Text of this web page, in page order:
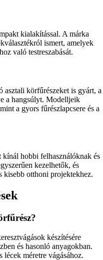
kialakítással. A márka
ismert, amelyek
való testreszabását.
asztali körfűrészeket is gyárt, a
a hangsúlyt. Modelljeik
a gyors fűrészlapcsere és a
hobbi felhasználóknak és
kezelhetők, és
kisebb otthoni projektekhez.
készítésére
és hasonló anyagokban.
lécek méretre vágásához.